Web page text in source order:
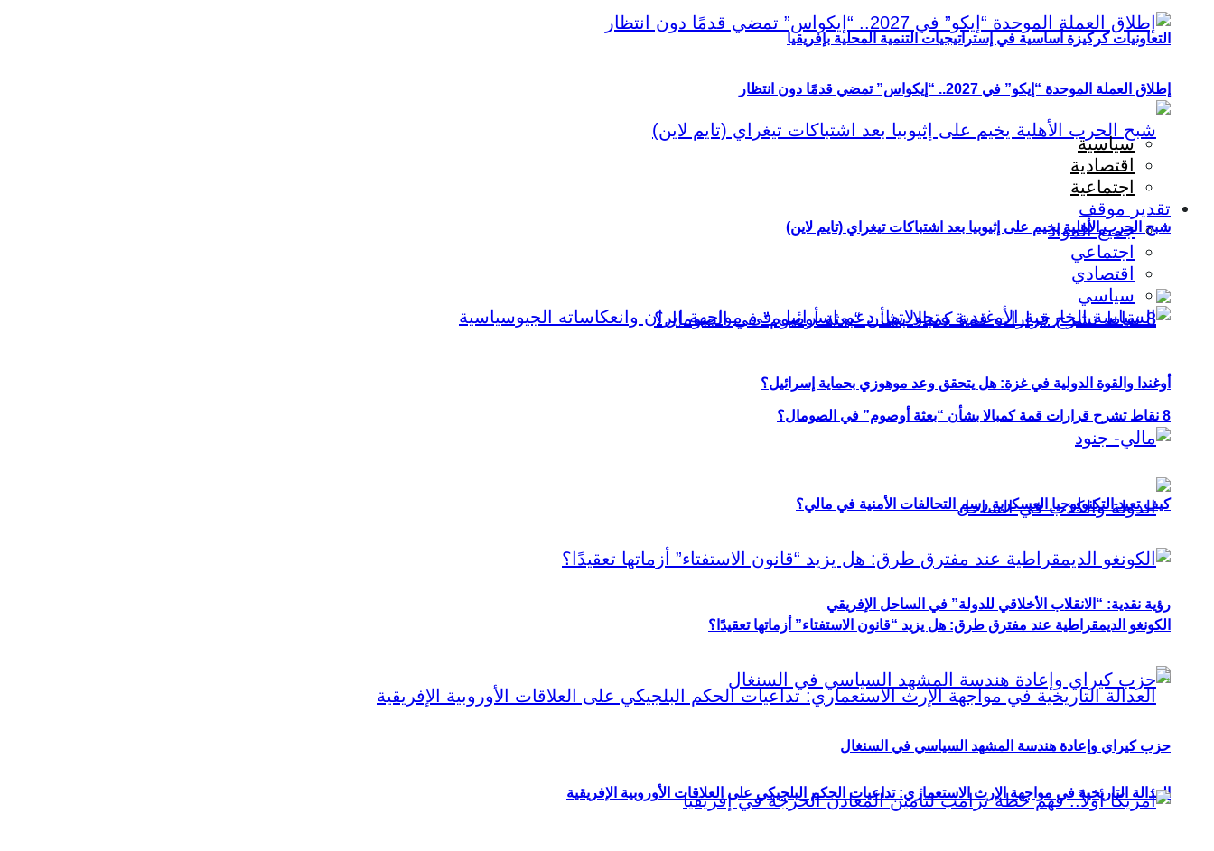
التعاونيات كركيزة أساسية في إستراتيجيات التنمية المحلية بإفريقيا
شبح الحرب الأهلية يخيم على إثيوبيا بعد اشتباكات تيغراي (تايم لاين)
8 نقاط تشرح قرارات قمة كمبالا بشأن “بعثة أوصوم” في الصومال؟
رؤية نقدية: “الانقلاب الأخلاقي للدولة” في الساحل الإفريقي
العدالة التاريخية في مواجهة الإرث الاستعماري: تداعيات الحكم البلجيكي على العلاقات الأوروبية الإفريقية
إطلاق العملة الموحدة “إيكو” في 2027.. “إيكواس” تمضي قدمًا دون انتظار
سياسية
اقتصادية
اجتماعية
تقدير موقف
جميع المواد
اجتماعي
اقتصادي
سياسي
أوغندا والقوة الدولية في غزة: هل يتحقق وعد موهوزي بحماية إسرائيل؟
كيف تعيد التكنولوجيا العسكرية رسم التحالفات الأمنية في مالي؟
الكونغو الديمقراطية عند مفترق طرق: هل يزيد “قانون الاستفتاء” أزماتها تعقيدًا؟
حزب كيراي وإعادة هندسة المشهد السياسي في السنغال